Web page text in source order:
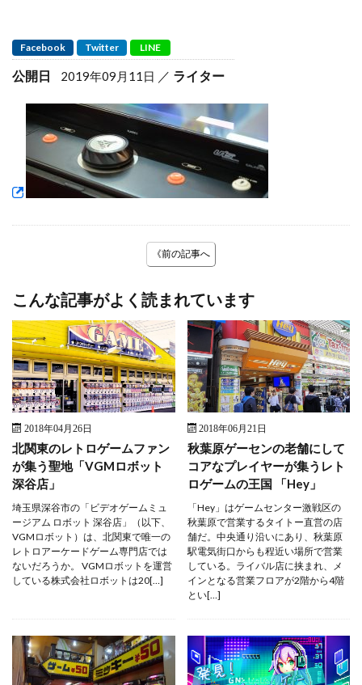
Facebook Twitter LINE
公開日 2019年09月11日 ライター
《前の記事へ
こんな記事がよく読まれています
2018年04月26日
北関東のレトロゲームファン
が集う聖地「VGMロボット
深谷店」
埼玉県深谷市の「ビデオゲームミュ
ージアム ロボット 深谷店」（以下、
VGMロボット）は、北関東で唯一の
レトロアーケードゲーム専門店では
ないだろうか。 VGMロボットを運営
している株式会社ロボットは20[…]
2018年06月21日
秋葉原ゲーセンの老舗にして
コアなプレイヤーが集うレト
ロゲームの王国 「Hey」
「Hey」はゲームセンター激戦区の
秋葉原で営業するタイトー直営の店
舗だ。中央通り沿いにあり、秋葉原
駅電気街口からも程近い場所で営業
している。ライバル店に挟まれ、メ
インとなる営業フロアが2階から4階
とい[…]